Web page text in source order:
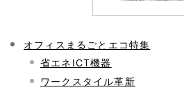
オフィスまるごとエコ特集
省エネICT機器
ワークスタイル革新